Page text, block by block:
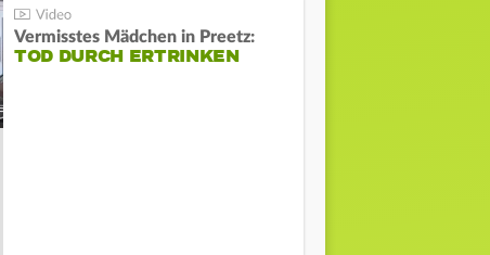
Vermisstes Mädchen in Preetz:
TOD DURCH ERTRINKEN